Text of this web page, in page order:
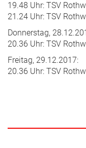
19.48 Uhr: TSV
21.24 Uhr: TSV
Donnerstag,
20.36 Uhr: TSV
Freitag, 29.12.2017:
20.36 Uhr: TSV